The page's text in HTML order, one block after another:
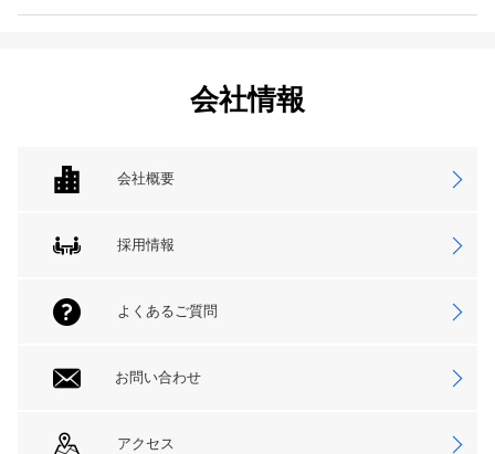
会社情報
会社概要
採用情報
よくあるご質問
お問い合わせ
アクセス